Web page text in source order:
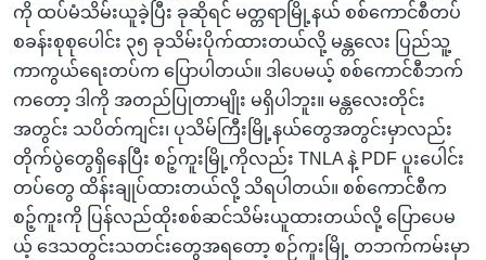
ကို ထပ်မံသိမ်းယူခဲ့ပြီး ခုဆိုရင် မတ္တရာမြို့နယ် စစ်ကောင်စီတပ်
စခန်းစုစုပေါင်း ၃၅ ခုသိမ်းပိုက်ထားတယ်လို့ မန္တလေး ပြည်သူ့
ကာကွယ်ရေးတပ်က ပြောပါတယ်။ ဒါပေမယ့် စစ်ကောင်စီဘက်
ကတော့ ဒါကို အတည်ပြုတာမျိုး မရှိပါဘူး။ မန္တလေးတိုင်း
အတွင်း သပိတ်ကျင်း၊ ပုသိမ်ကြီးမြို့နယ်တွေအတွင်းမှာလည်း
တိုက်ပွဲတွေရှိနေပြီး စဉ့်ကူးမြို့ကိုလည်း TNLA နဲ့ PDF ပူးပေါင်း
တပ်တွေ ထိန်းချုပ်ထားတယ်လို့ သိရပါတယ်။ စစ်ကောင်စီက
စဉ့်ကူးကို ပြန်လည်ထိုးစစ်ဆင်သိမ်းယူထားတယ်လို့ ပြောပေမ
ယ့် ဒေသတွင်းသတင်းတွေအရတော့ စဉ်ကူးမြို့ တဘက်ကမ်းမှာ